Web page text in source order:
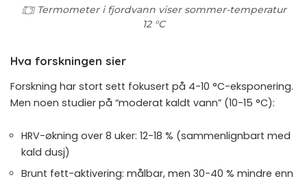
Termometer i fjordvann viser sommer-temperatur
12 °C
Hva forskningen sier
Forskning har stort sett fokusert på 4-10 °C-eksponering.
Men noen studier på “moderat kaldt vann” (10-15 °C):
HRV-økning over 8 uker: 12-18 % (sammenlignbart med
kald dusj)
Brunt fett-aktivering: målbar, men 30-40 % mindre enn